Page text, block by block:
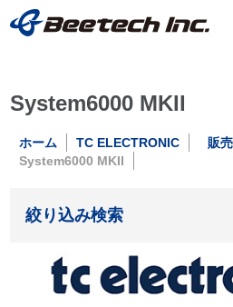
System6000 MKII
ホーム TC ELECTRONIC
販
System6000 MKII
絞り込み検索